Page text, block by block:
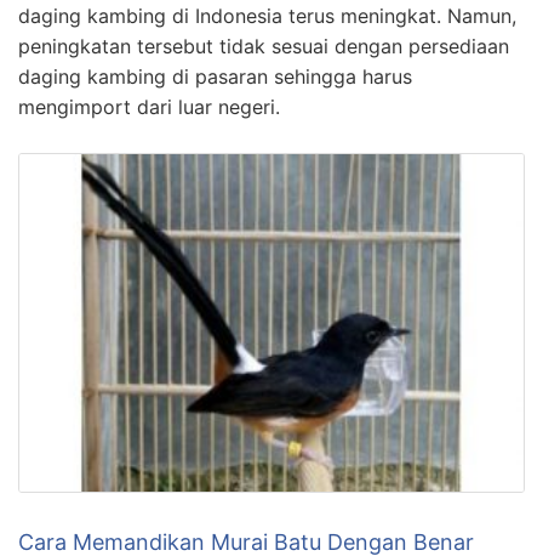
daging kambing di Indonesia terus meningkat. Namun,
peningkatan tersebut tidak sesuai dengan persediaan
daging kambing di pasaran sehingga harus
mengimport dari luar negeri.
Cara Memandikan Murai Batu Dengan Benar